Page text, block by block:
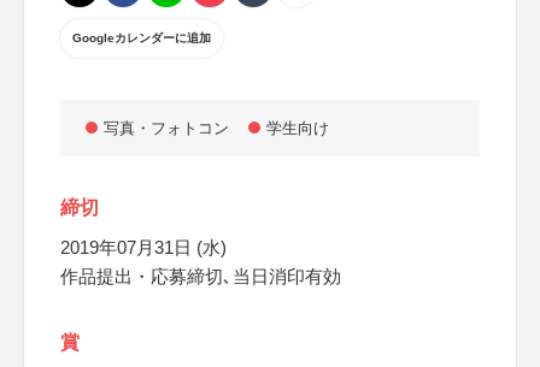
Googleカレンダーに追加
写真・フォトコン 学生向け
締切
2019年07月31日 (水)
作品提出・応募締切､当日消印有効
賞